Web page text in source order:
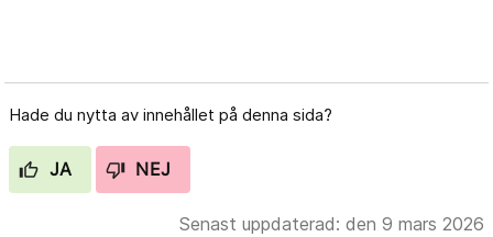
Hade du nytta av innehållet på denna sida?
JA NEJ
Senast uppdaterad: den 9 mars 2026